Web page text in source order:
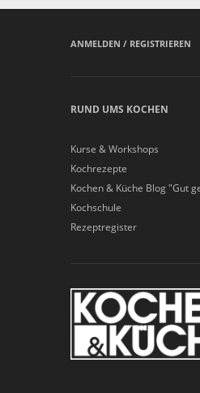
ANMELDEN / REGISTRIEREN
RUND UMS KOCHEN
Kurse & Workshops
Kochrezepte
Kochen & Küche Blog "Gut
Kochschule
Rezeptregister